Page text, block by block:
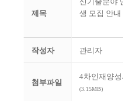
제목
생 모집 안내
작성자 관리자
첨부파일
4차인재양
(3.15MB)